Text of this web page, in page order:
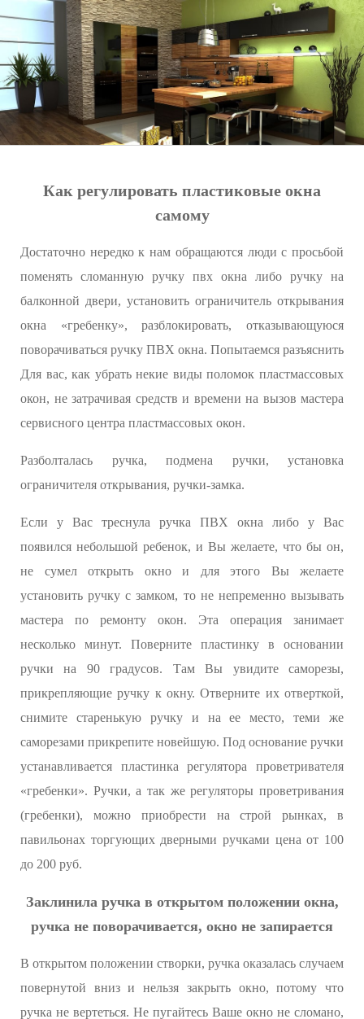
Как регулировать пластиковые окна
самому
Достаточно нередко к нам обращаются люди с просьбой
поменять сломанную ручку пвх окна либо ручку на
балконной двери, установить ограничитель открывания
окна «гребенку», разблокировать, отказывающуюся
поворачиваться ручку ПВХ окна. Попытаемся разъяснить
Для вас, как убрать некие виды поломок пластмассовых
окон, не затрачивая средств и времени на вызов мастера
сервисного центра пластмассовых окон.
Разболталась ручка, подмена ручки, установка
ограничителя открывания, ручки-замка.
Если у Вас треснула ручка ПВХ окна либо у Вас
появился небольшой ребенок, и Вы желаете, что бы он,
не сумел открыть окно и для этого Вы желаете
установить ручку с замком, то не непременно вызывать
мастера по ремонту окон. Эта операция занимает
несколько минут. Поверните пластинку в основании
ручки на 90 градусов. Там Вы увидите саморезы,
прикрепляющие ручку к окну. Отверните их отверткой,
снимите старенькую ручку и на ее место, теми же
саморезами прикрепите новейшую. Под основание ручки
устанавливается пластинка регулятора проветривателя
«гребенки». Ручки, а так же регуляторы проветривания
(гребенки), можно приобрести на строй рынках, в
павильонах торгующих дверными ручками цена от 100
до 200 руб.
Заклинила ручка в открытом положении окна,
ручка не поворачивается, окно не запирается
В открытом положении створки, ручка оказалась случаем
повернутой вниз и нельзя закрыть окно, потому что
ручка не вертеться. Не пугайтесь Ваше окно не сломано,